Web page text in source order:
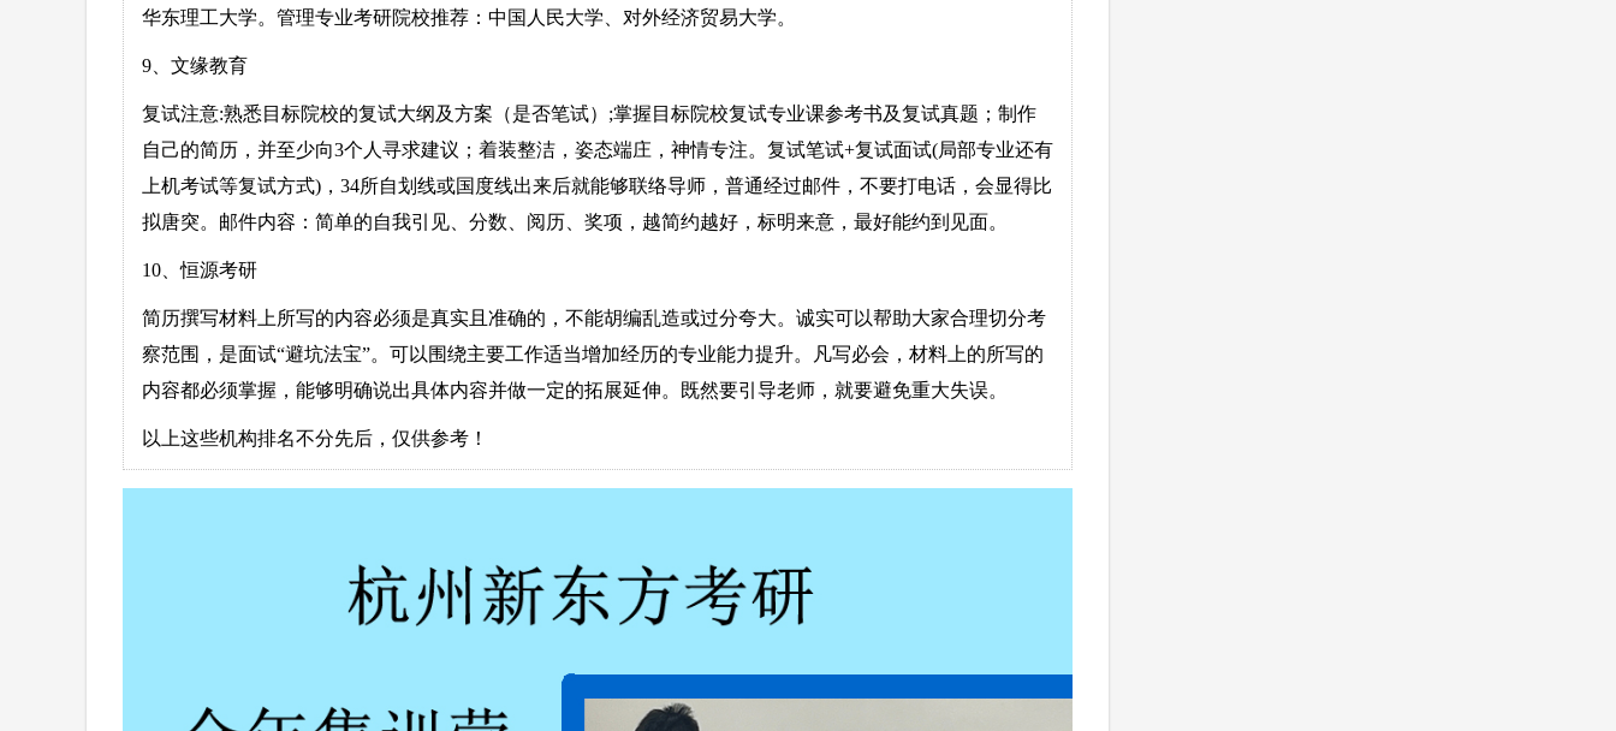
华东理工大学。管理专业考研院校推荐：中国人民大学、对外经济贸易大学。
9、文缘教育
复试注意:熟悉目标院校的复试大纲及方案（是否笔试）;掌握目标院校复试专业课参考书及复试真题；制作
自己的简历，并至少向3个人寻求建议；着装整洁，姿态端庄，神情专注。复试笔试+复试面试(局部专业还有
上机考试等复试方式)，34所自划线或国度线出来后就能够联络导师，普通经过邮件，不要打电话，会显得比
拟唐突。邮件内容：简单的自我引见、分数、阅历、奖项，越简约越好，标明来意，最好能约到见面。
10、恒源考研
简历撰写材料上所写的内容必须是真实且准确的，不能胡编乱造或过分夸大。诚实可以帮助大家合理切分考
察范围，是面试“避坑法宝”。可以围绕主要工作适当增加经历的专业能力提升。凡写必会，材料上的所写的
内容都必须掌握，能够明确说出具体内容并做一定的拓展延伸。既然要引导老师，就要避免重大失误。
以上这些机构排名不分先后，仅供参考！